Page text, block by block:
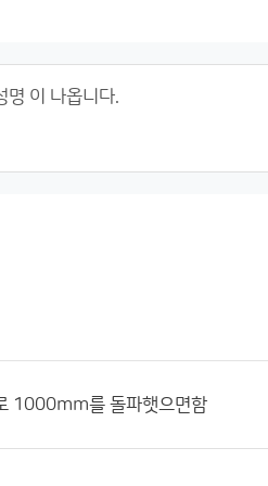
1000mm를 돌파햇으면함